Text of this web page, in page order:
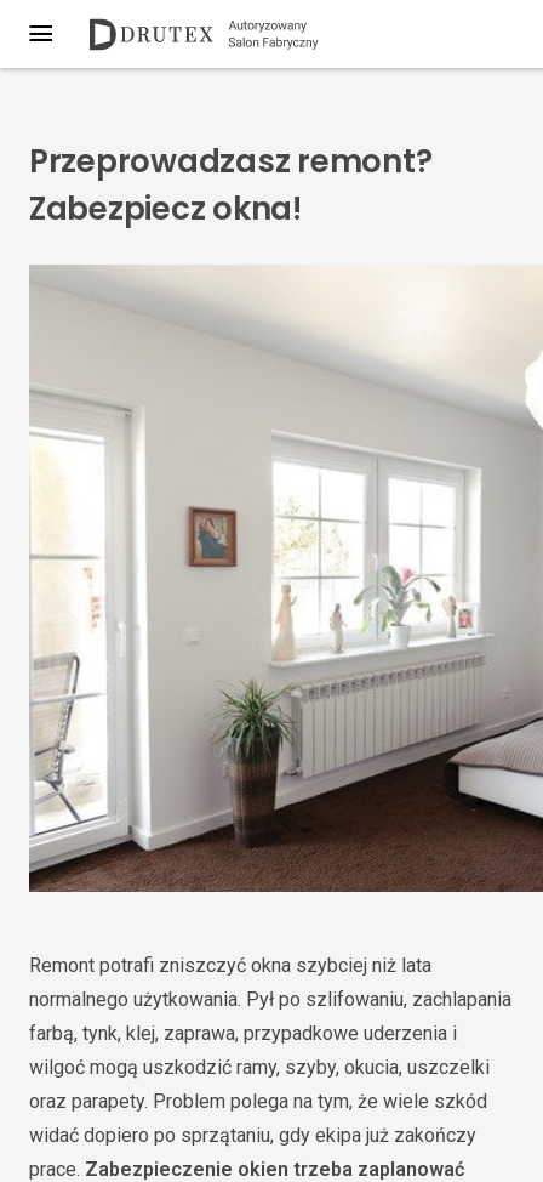
Przeprowadzasz remont?
Zabezpiecz okna!
Remont potrafi zniszczyć okna szybciej niż lata
normalnego użytkowania. Pył po szlifowaniu, zachlapania
farbą, tynk, klej, zaprawa, przypadkowe uderzenia i
wilgoć mogą uszkodzić ramy, szyby, okucia, uszczelki
oraz parapety. Problem polega na tym, że wiele szkód
widać dopiero po sprzątaniu, gdy ekipa już zakończy
prace. Zabezpieczenie okien trzeba zaplanować